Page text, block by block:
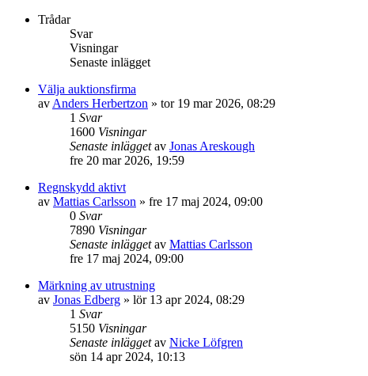
Trådar
Svar
Visningar
Senaste inlägget
Välja auktionsfirma
av Anders Herbertzon » tor 19 mar 2026, 08:29
1 Svar
1600 Visningar
Senaste inläggetav Jonas Areskough
fre 20 mar 2026, 19:59
Regnskydd aktivt
av Mattias Carlsson » fre 17 maj 2024, 09:00
0 Svar
7890 Visningar
Senaste inläggetav Mattias Carlsson
fre 17 maj 2024, 09:00
Märkning av utrustning
av Jonas Edberg » lör 13 apr 2024, 08:29
1 Svar
5150 Visningar
Senaste inläggetav Nicke Löfgren
sön 14 apr 2024, 10:13